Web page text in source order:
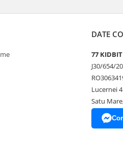
DATE
77
J30/654/
Lucernei 4
Satu